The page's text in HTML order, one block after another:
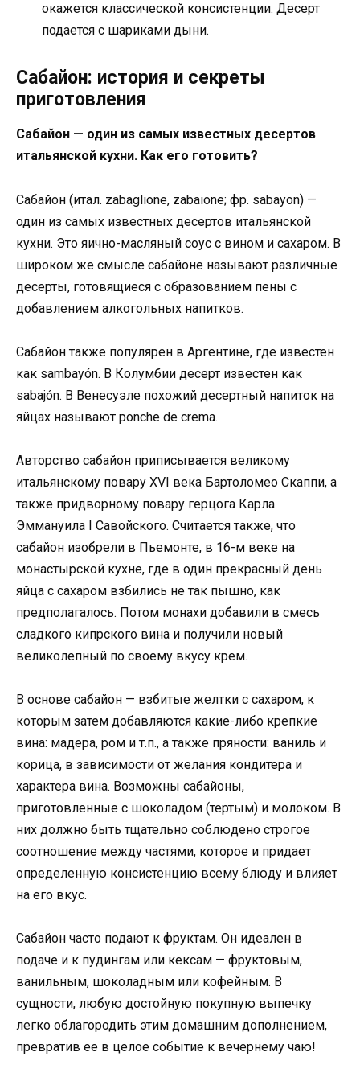
окажется классической консистенции. Десерт
подается с шариками дыни.
Сабайон: история и секреты
приготовления
Сабайон — один из самых известных десертов
итальянской кухни. Как его готовить?
Сабайон (итал. zabaglione, zabaione; фр. sabayon) —
один из самых известных десертов итальянской
кухни. Это яично-масляный соус с вином и сахаром. В
широком же смысле сабайоне называют различные
десерты, готовящиеся с образованием пены с
добавлением алкогольных напитков.
Сабайон также популярен в Аргентине, где известен
как sambayón. В Колумбии десерт известен как
sabajón. В Венесуэле похожий десертный напиток на
яйцах называют ponche de crema.
Авторство сабайон приписывается великому
итальянскому повару XVI века Бартоломео Скаппи, а
также придворному повару герцога Карла
Эммануила I Савойского. Считается также, что
сабайон изобрели в Пьемонте, в 16-м веке на
монастырской кухне, где в один прекрасный день
яйца с сахаром взбились не так пышно, как
предполагалось. Потом монахи добавили в смесь
сладкого кипрского вина и получили новый
великолепный по своему вкусу крем.
В основе сабайон — взбитые желтки с сахаром, к
которым затем добавляются какие-либо крепкие
вина: мадера, ром и т.п., а также пряности: ваниль и
корица, в зависимости от желания кондитера и
характера вина. Возможны сабайоны,
приготовленные с шоколадом (тертым) и молоком. В
них должно быть тщательно соблюдено строгое
соотношение между частями, которое и придает
определенную консистенцию всему блюду и влияет
на его вкус.
Сабайон часто подают к фруктам. Он идеален в
подаче и к пудингам или кексам — фруктовым,
ванильным, шоколадным или кофейным. В
сущности, любую достойную покупную выпечку
легко облагородить этим домашним дополнением,
превратив ее в целое событие к вечернему чаю!